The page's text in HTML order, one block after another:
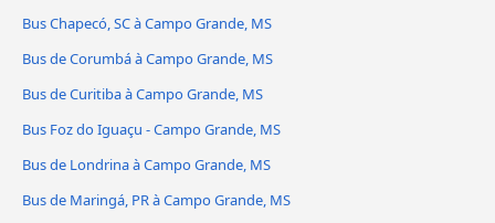
Bus Chapecó, SC à Campo Grande, MS
Bus de Corumbá à Campo Grande, MS
Bus de Curitiba à Campo Grande, MS
Bus Foz do Iguaçu - Campo Grande, MS
Bus de Londrina à Campo Grande, MS
Bus de Maringá, PR à Campo Grande, MS